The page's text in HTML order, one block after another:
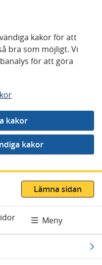
kakor för att
bra som möjligt. Vi
för att göra
Lämna sidan
Meny